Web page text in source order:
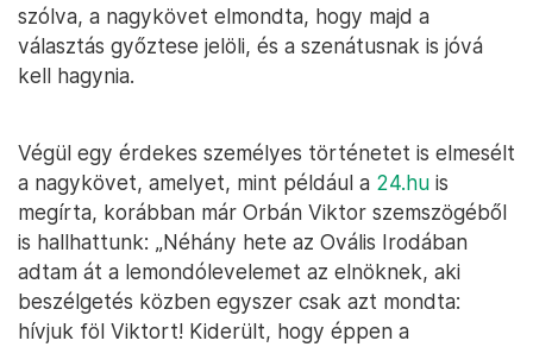
szólva, a nagykövet elmondta, hogy majd a
választás győztese jelöli, és a szenátusnak is jóvá
kell hagynia.
Végül egy érdekes személyes történetet is elmesélt
a nagykövet, amelyet, mint például a 24.hu is
megírta, korábban már Orbán Viktor szemszögéből
is hallhattunk: „Néhány hete az Ovális Irodában
adtam át a lemondólevelemet az elnöknek, aki
beszélgetés közben egyszer csak azt mondta:
hívjuk föl Viktort! Kiderült, hogy éppen a